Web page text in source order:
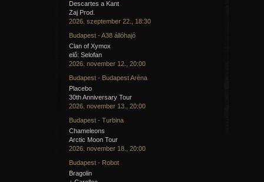
Descartes a Kant
Zaj Prod.
2026. szeptember 22., 18:30
Budapest - A38 állóhajó
Clan of Xymox
elő: Selofan
2026. november 12., 20:00
Budapest - Budapest Aréna
Placebo
30th Anniversary Tour
2026. november 13., 20:00
Budapest - Turbina
Chameleons
Arctic Moon Tour
2026. november 18., 20:00
Budapest - Robot
Bragolin